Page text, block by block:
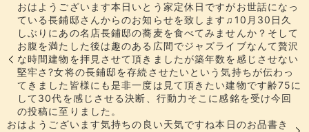
おはようございます本日いとう家定休日ですがお世話になっ
ている長鋪邸さんからのお知らせを致します♫10月30日久
しぶりにあの名店長鋪邸の蕎麦を食べてみませんか？そして
お腹を満たした後は趣のある広間でジャズライブなんて贅沢
な時間建物を拝見させて頂きましたが築年数を感じさせない
堅牢さ?女将の長鋪邸を存続させたい️という気持ちが伝わっ
てきました皆様にも是非一度は見て頂きたい建物です齢75に
して30代を感じさせる決断、行動力そこに感銘を受け今回
の投稿に至りました。
おはようございます気持ちの良い天気ですね️本日のお品書き